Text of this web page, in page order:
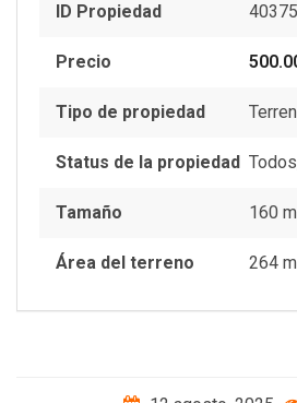
ID Propiedad 40375
Precio
Tipo de propiedad
Status de la propiedad Todos
Tamaño 160 m
Área del terreno 264 m